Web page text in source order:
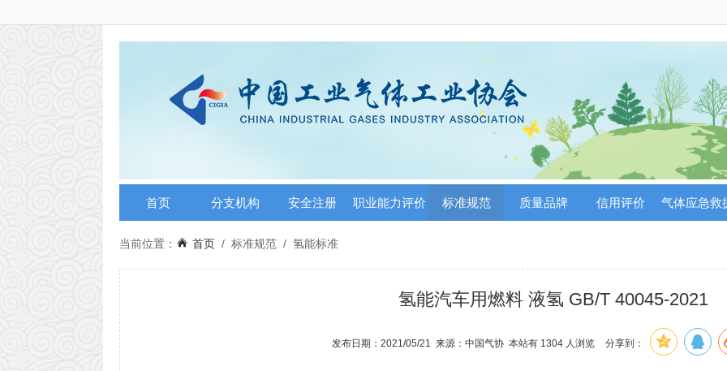
首页 分支机构 安全注册 职业能力评价 标准规范 质量品牌 信用评价 气体应急救
当前位置： 首页 / 标准规范 / 氢能标准
氢能汽车用燃料 液氢 GB/T 40045-2021
发布日期：2021/05/21 来源：中国气协 本站有 1304 人浏览 分享到：